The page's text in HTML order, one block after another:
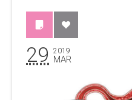
29 2019
MAR